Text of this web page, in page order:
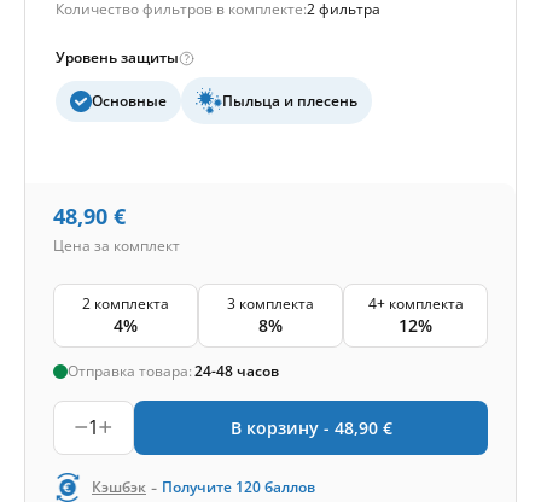
Количество фильтров в комплекте:2 фильтра
Уровень защиты
Основные Пыльца и плесень
48,90 €
Цена за комплект
2 комплекта
4%
3 комплекта
8%
4+ комплекта
12%
Отправка товара:24-48 часов
1 В корзину - 48,90 €
Кэшбэк - Получите 120баллов